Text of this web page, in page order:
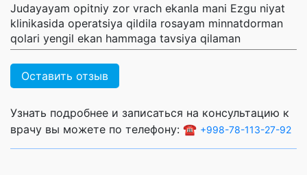
Judayayam opitniy zor vrach ekanla mani Ezgu niyat
klinikasida operatsiya qildila rosayam minnatdorman
qolari yengil ekan hammaga tavsiya qilaman
Оставить отзыв
Узнать подробнее и записаться на консультацию к
врачу вы можете по телефону: ☎️ +998-78-113-27-92